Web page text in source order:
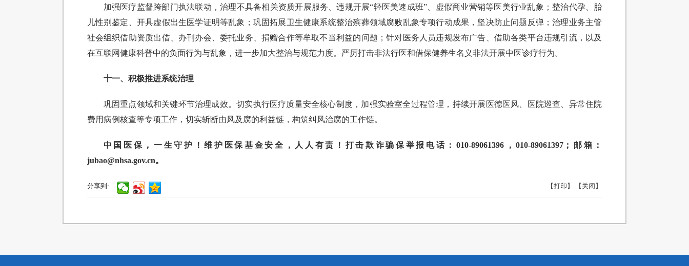
加强医疗监督跨部门执法联动，治理不具备相关资质开展服务、违规开展“轻医美速成班”、虚假商业营销等医美行业乱象；整治代孕、胎
儿性别鉴定、开具虚假出生医学证明等乱象；巩固拓展卫生健康系统整治殡葬领域腐败乱象专项行动成果，坚决防止问题反弹；治理业务主管
社会组织借助资质出借、办刊办会、委托业务、捐赠合作等牟取不当利益的问题；针对医务人员违规发布广告、借助各类平台违规引流，以及
在互联网健康科普中的负面行为与乱象，进一步加大整治与规范力度。严厉打击非法行医和借保健养生名义非法开展中医诊疗行为。
十一、积极推进系统治理
巩固重点领域和关键环节治理成效。切实执行医疗质量安全核心制度，加强实验室全过程管理，持续开展医德医风、医院巡查、异常住院
费用病例核查等专项工作，切实斩断由风及腐的利益链，构筑纠风治腐的工作链。
中国医保，一生守护！维护医保基金安全，人人有责！打击欺诈骗保举报电话：010-89061396，010-89061397；邮箱：
jubao@nhsa.gov.cn。
分享到: 【打印】 【关闭】